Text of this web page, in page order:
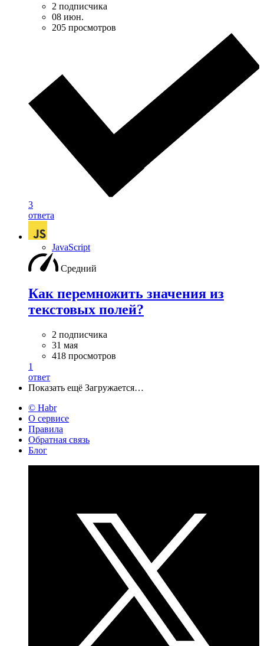
2 подписчика
08 июн.
205 просмотров
3
ответа
JavaScript
Средний
Как перемножить значения из
текстовых полей?
2 подписчика
31 мая
418 просмотров
1
ответ
Показать ещё Загружается…
© Habr
О сервисе
Правила
Обратная связь
Блог